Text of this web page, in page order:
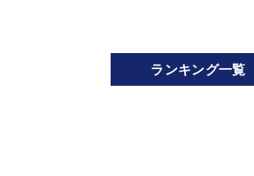
ランキング一覧